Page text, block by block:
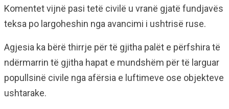
Komentet vijnë pasi tetë civilë u vranë gjatë fundjavës
teksa po largoheshin nga avancimi i ushtrisë ruse.
Agjesia ka bërë thirrje për të gjitha palët e përfshira të
ndërmarrin të gjitha hapat e mundshëm për të larguar
popullsinë civile nga afërsia e luftimeve ose objekteve
ushtarake.